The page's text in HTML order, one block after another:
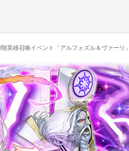
英雄召喚イベント「アルフォズル＆ヴァーリ」2025